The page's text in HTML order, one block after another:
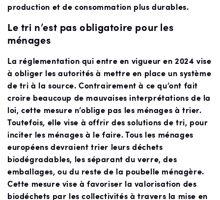
production et de consommation plus durables.
Le tri n’est pas obligatoire pour les
ménages
La réglementation qui entre en vigueur en 2024 vise
à obliger les autorités à mettre en place un système
de tri à la source. Contrairement à ce qu’ont fait
croire beaucoup de mauvaises interprétations de la
loi, cette mesure n’oblige pas les ménages à trier.
Toutefois, elle vise à offrir des solutions de tri, pour
inciter les ménages à le faire. Tous les ménages
européens devraient trier leurs déchets
biodégradables, les séparant du verre, des
emballages, ou du reste de la poubelle ménagère.
Cette mesure vise à favoriser la valorisation des
biodéchets par les collectivités à travers la mise en